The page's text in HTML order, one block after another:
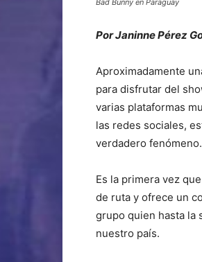
Bad Bunny en Paraguay
Por Janinne Pérez
Aproximadamente
para disfrutar del
varias plataformas
las redes sociales,
verdadero fenómeno.
Es la primera vez
de ruta y ofrece un
grupo quien hasta la
nuestro país.